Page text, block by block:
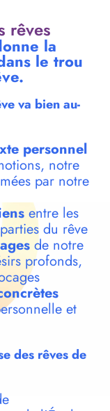
rêves
la
le trou
va bien au-
personnel
notre
par notre
entre les
du rêve
de notre
profonds,
et
des rêves de